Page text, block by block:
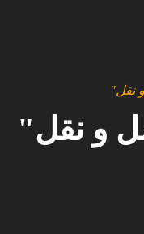
نقل"
و نقل"